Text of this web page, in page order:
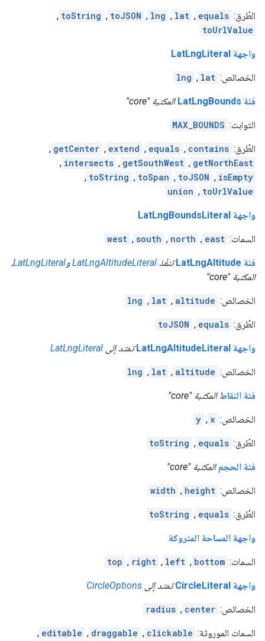
الطُرق: equals
,
lat
,
lng
,
toJSON
,
toString
,
toUrlValue
واجهة LatLngLiteral
الخصائص: lat
,
lng
فئة LatLngBounds المكتبة "core"
الثوابت: MAX_BOUNDS
الطُرق: contains
,
equals
,
extend
,
getCenter
,
getNorthEast
,
getSouthWest
,
intersects
,
isEmpty
,
toJSON
,
toSpan
,
toString
,
toUrlValue
,
union
واجهة LatLngBoundsLiteral
السمات: east
,
north
,
south
,
west
فئة LatLngAltitude تنفّذ LatLngAltitudeLiteralوLatLngLiteral،
المكتبة "core"
الخصائص: altitude
,
lat
,
lng
الطُرق: equals
,
toJSON
واجهة LatLngAltitudeLiteral تمتد إلى LatLngLiteral
الخصائص: altitude
,
lat
,
lng
فئة النقاط المكتبة "core"
الخصائص: x
,
y
الطُرق: equals
,
toString
فئة الحجم المكتبة "core"
الخصائص: height
,
width
الطُرق: equals
,
toString
واجهة المساحة المتروكة
السمات: bottom
,
left
,
right
,
top
واجهة CircleLiteral تمتد إلى CircleOptions
الخصائص: center
,
radius
السمات الموروثة: clickable
,
draggable
,
editable
,